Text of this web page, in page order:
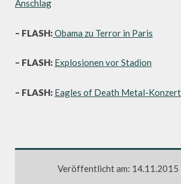
Anschlag
– FLASH:Obama zu Terror in Paris
– FLASH: Explosionen vor Stadion
– FLASH: Eagles of Death Metal-
Veröffentlicht am: 14.11.2015